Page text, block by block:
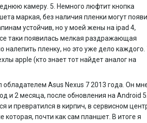
камеру. 5. Немного люфтит кнопка
маркая, без наличия пленки могут
устойчив, но у моей жены на ipad 4,
таки появилась мелкая раздражающая
налепить пленку, но это уже дело каждого.
apple (кто знает тот найдет аналог на
Asus Nexus 7 2013 года. Он
и 2 месяца, после обновления на Android
и превратился в кирпич, в сервисном
которая, почти как сам планшет. В итоге я